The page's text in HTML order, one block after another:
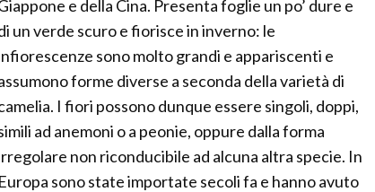
e della Cina. Presenta foglie un po’ dure e
un verde scuro e fiorisce in inverno: le
sono molto grandi e appariscenti e
forme diverse a seconda della varietà di
I fiori possono dunque essere singoli, doppi,
ad anemoni o a peonie, oppure dalla forma
non riconducibile ad alcuna altra specie. In
Europa sono state importate secoli fa e hanno avuto